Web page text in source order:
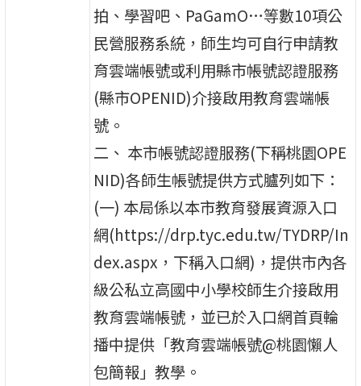
拍、學習吧、PaGamO…等數10項公
民營服務系統，師生均可自行申請教
育雲端帳號或利用縣市帳號認證服務
(縣市OPENID)介接啟用教育雲端帳
號。
二、 本市帳號認證服務(下稱桃園OPE
NID)各師生帳號提供方式臚列如下：
(一) 本局係以本市教育發展資源入口
網(https://drp.tyc.edu.tw/TYDRP/In
dex.aspx，下稱入口網)，提供市內各
級公私立高國中小學校師生介接啟用
教育雲端帳號，並已於入口網首頁輪
播中提供「教育雲端帳號@桃園懶人
包簡報」教學。